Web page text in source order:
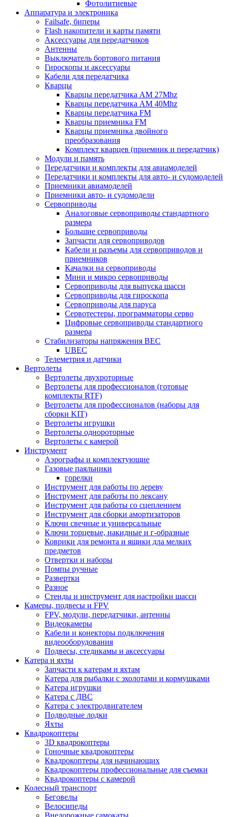
Фотолитиевые
Аппаратура и электроника
Failsafe, биперы
Flash накопители и карты памяти
Аксессуары для передатчиков
Антенны
Выключатель бортового питания
Гироскопы и аксессуары
Кабели для передатчика
Кварцы
Кварцы передатчика AM 27Mhz
Кварцы передатчика AM 40Mhz
Кварцы передатчика FM
Кварцы приемника FM
Кварцы приемника двойного
преобразования
Комплект кварцев (приемник и передатчик)
Модули и память
Передатчики и комплекты для авиамоделей
Передатчики и комплекты для авто- и судомоделей
Приемники авиамоделей
Приемники авто- и судомодели
Сервоприводы
Аналоговые сервоприводы стандартного
размера
Большие сервоприводы
Запчасти для сервоприводов
Кабели и разъемы для сервоприводов и
приемников
Качалки на сервоприводы
Мини и микро сервоприводы
Сервоприводы для выпуска шасси
Сервоприводы для гироскопа
Сервоприводы для паруса
Сервотестеры, программаторы серво
Цифровые сервоприводы стандартного
размера
Стабилизаторы напряжения BEC
UBEC
Телеметрия и датчики
Вертолеты
Вертолеты двухроторные
Вертолеты для профессионалов (готовые
комплекты RTF)
Вертолеты для профессионалов (наборы для
сборки KIT)
Вертолеты игрушки
Вертолеты однороторные
Вертолеты с камерой
Инструмент
Аэрографы и комплектующие
Газовые паяльники
горелки
Инструмент для работы по дереву
Инструмент для работы по лексану
Инструмент для работы со сцеплением
Инструмент для сборки амортизаторов
Ключи свечные и универсальные
Ключи торцевые, накидные и г-образные
Коврики для ремонта и ящики дла мелких
предметов
Отвертки и наборы
Помпы ручные
Развертки
Разное
Стенды и инструмент для настройки шасси
Камеры, подвесы и FPV
FPV, модули, передатчики, антенны
Видеокамеры
Кабели и конекторы подключения
видеооборудования
Подвесы, стедикамы и аксессуары
Катера и яхты
Запчасти к катерам и яхтам
Катера для рыбалки с эхолотами и кормушками
Катера игрушки
Катера с ДВС
Катера с электродвигателем
Подводные лодки
Яхты
Квадрокоптеры
3D квадрокоптеры
Гоночные квадрокоптеры
Квадрокоптеры для начинающих
Квадрокоптеры профессиональные для съемки
Квадрокоптеры с камерой
Колесный транспорт
Беговелы
Велосипеды
Внедорожные самокаты